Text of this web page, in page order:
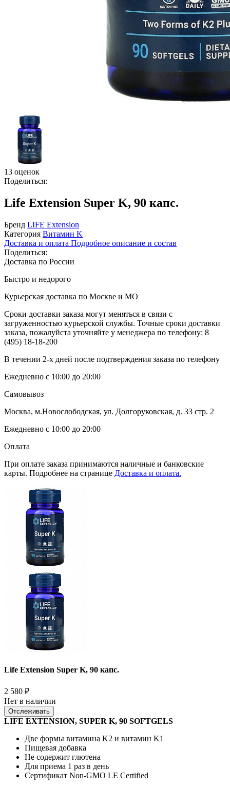
13 оценок
Поделиться:
Life Extension Super K, 90 капс.
Бренд LIFE Extension
Категория Витамин K
Доставка и оплата Подробное описание и состав
Поделиться:
Доставка по России
Быстро и недорого
Курьерская доставка по Москве и МО
Сроки доставки заказа могут меняться в связи с
загруженностью курьерской службы. Точные сроки доставки
заказа, пожалуйста уточняйте у менеджера по телефону: 8
(495) 18-18-200
В течении 2-х дней после подтверждения заказа по телефону
Ежедневно с 10:00 до 20:00
Самовывоз
Москва, м.Новослободская, ул. Долгоруковская, д. 33 стр. 2
Ежедневно с 10:00 до 20:00
Оплата
При оплате заказа принимаются наличные и банковские
карты. Подробнее на странице Доставка и оплата.
Life Extension Super K, 90 капс.
2 580 ₽
Нет в наличии
Отслеживать
LIFE EXTENSION, SUPER K, 90 SOFTGELS
Две формы витамина K2 и витамин K1
Пищевая добавка
Не содержит глютена
Для приема 1 раз в день
Сертификат Non-GMO LE Certified